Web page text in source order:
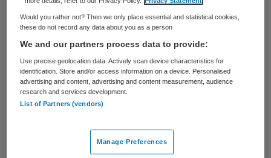
einde maken aan het stunten met drank
door winkeliers.
Dat bepleit directeur Laurent de Vries van
GGD Nederland. Volgens staat onomstotelijk
vast dat mensen meer drinken naarmate
Nederlands Instituut voor Alcoholbeleid
(STAP), GGZ Nederland, Jellinek en het
Would you rather not? Then we only place essential and statistical cookies,
these do not record any data about you as a person
We and our partners process data to provide:
Use precise geolocation data. Actively scan device characteristics for
identification. Store and/or access information on a device. Personalised
advertising and content, advertising and content measurement, audience
research and services development.
List of Partners (vendors)
Manage Preferences